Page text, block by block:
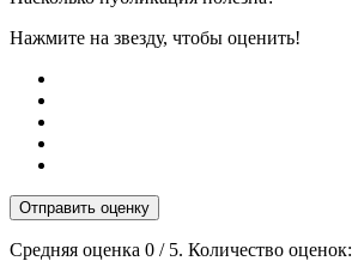
Нажмите на звезду, чтобы оценить!
Отправить оценку
Средняя оценка 0 / 5. Количество оценок: